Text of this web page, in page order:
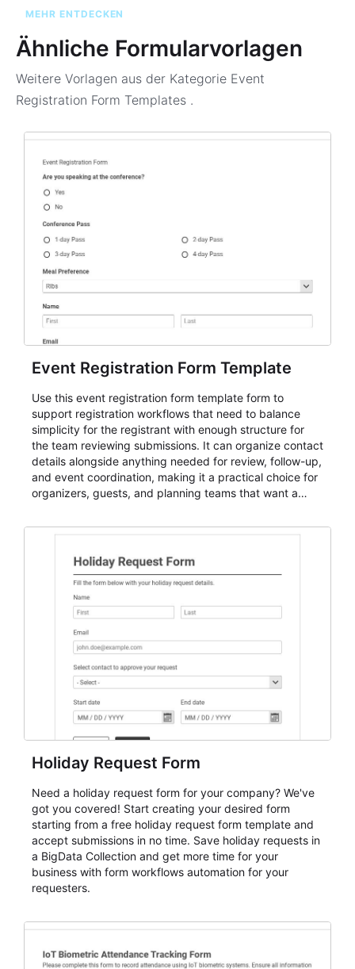
MEHR ENTDECKEN
Ähnliche Formularvorlagen
Weitere Vorlagen aus der Kategorie Event
Registration Form Templates .
Event Registration Form Template
Use this event registration form template form to
support registration workflows that need to balance
simplicity for the registrant with enough structure for
the team reviewing submissions. It can organize contact
details alongside anything needed for review, follow-up,
and event coordination, making it a practical choice for
organizers, guests, and planning teams that want a
and participant management. The form is suitable for
student enrollment, volunteer registration, business
event intake, and membership participation. It helps
keep responses standardized so organizers can
evaluate submissions, manage next steps, and maintain
cleaner registration records over time.
Holiday Request Form
Need a holiday request form for your company? We've
got you covered! Start creating your desired form
starting from a free holiday request form template and
accept submissions in no time. Save holiday requests in
a BigData Collection and get more time for your
business with form workflows automation for your
requesters.